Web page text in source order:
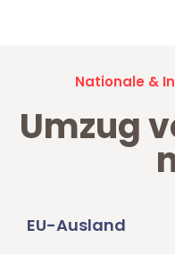
Nationale &
Umzug
EU-Ausland